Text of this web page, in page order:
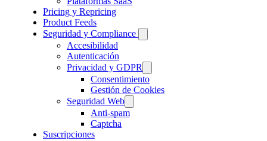
Pricing y Repricing
Product Feeds
Seguridad y Compliance
Accesibilidad
Autenticación
Privacidad y GDPR
Consentimiento
Gestión de Cookies
Seguridad Web
Anti-spam
Captcha
Suscripciones